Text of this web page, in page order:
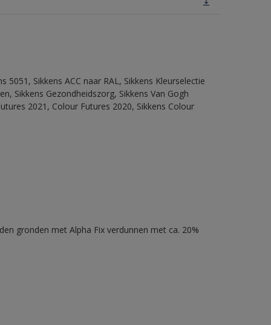
5051, Sikkens ACC naar RAL, Sikkens Kleurselectie
Sikkens Gezondheidszorg, Sikkens Van Gogh
2021, Colour Futures 2020, Sikkens Colour
gronden met Alpha Fix verdunnen met ca. 20%